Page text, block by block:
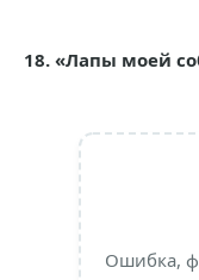
18. «Лапы моей
Ошибка,